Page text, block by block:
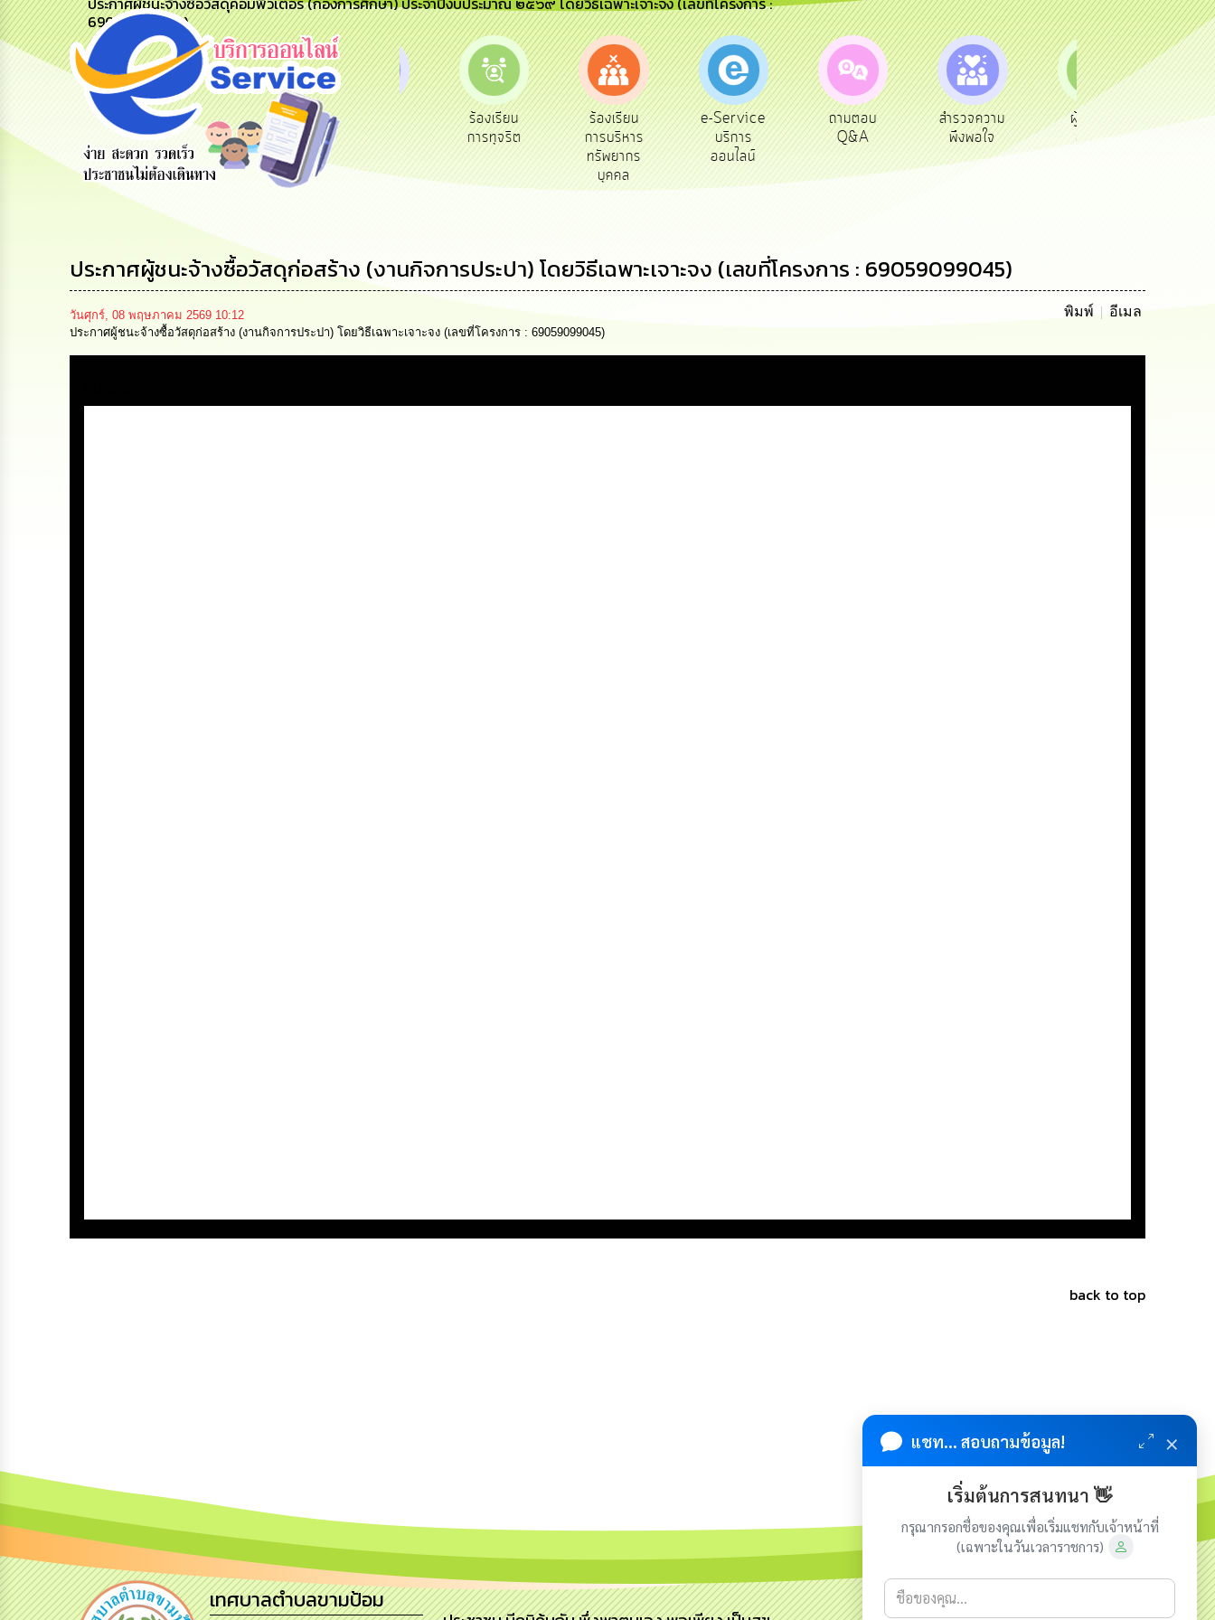
69079205306)
สายด่วนผู้
บริหาร
รับฟังความ
คิดเห็น
ประชาชน
ร้องเรียน
ร้องทุกข์
ร้องเรียน
การทุจริต
ร้องเรียน
การบริหาร
ทรัพยากร
e-Service
บริการ
ถามตอบ
Q&A
สำรวจความ
พึงพอใจ
ผู้รับเบีย
ยังชีพ
ประเมินภาษี
ท้องถิ่น
ประกาศผู้ชนะจ้างซื้อวัสดุก่อสร้าง (งานกิจการประปา) โดยวิธีเฉพาะเจาะจง (เลขที่โครงการ : 69059099045)
วันศุกร์, 08 พฤษภาคม 2569 10:12 พิมพ์ อีเมล
ประกาศผู้ชนะจ้างซื้อวัสดุก่อสร้าง (งานกิจการประปา) โดยวิธีเฉพาะเจาะจง (เลขที่โครงการ : 69059099045)
back to top
แชท... สอบถามข้อมูล! ×
เริ่มต้นการสนทนา 👋
กรุณากรอกชื่อของคุณเพื่อเริ่มแชทกับเจ้าหน้าที่
(เฉพาะในวันเวลาราชการ)
เทศบาลตำบลขามป้อม
เกี่ยวกับเรา ติดต่อเรา